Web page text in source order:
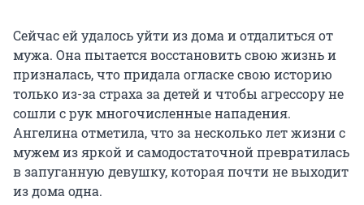
Сейчас ей удалось уйти из дома и отдалиться от
мужа. Она пытается восстановить свою жизнь и
призналась, что придала огласке свою историю
только из-за страха за детей и чтобы агрессору не
сошли с рук многочисленные нападения.
Ангелина отметила, что за несколько лет жизни с
мужем из яркой и самодостаточной превратилась
в запуганную девушку, которая почти не выходит
из дома одна.